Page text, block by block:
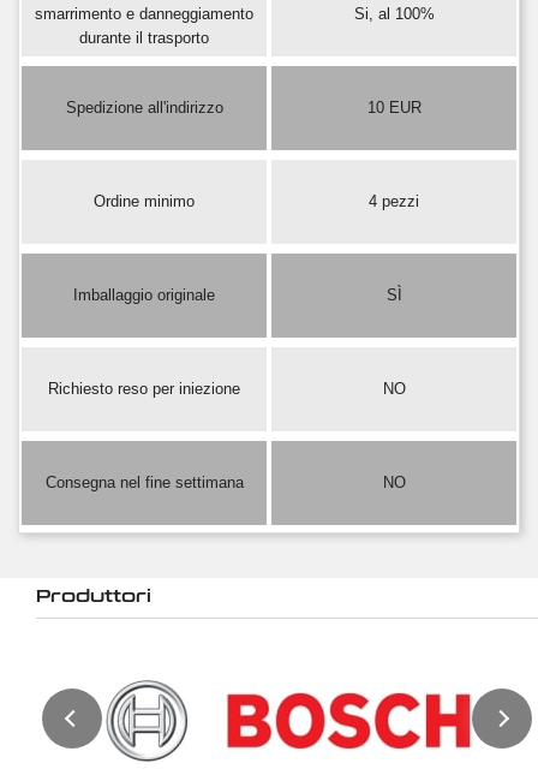
smarrimento e danneggiamento
durante il trasporto
Si, al 100%
Spedizione all'indirizzo 10 EUR
Ordine minimo 4 pezzi
Imballaggio originale SÌ
Richiesto reso per iniezione NO
Consegna nel fine settimana NO
Produttori